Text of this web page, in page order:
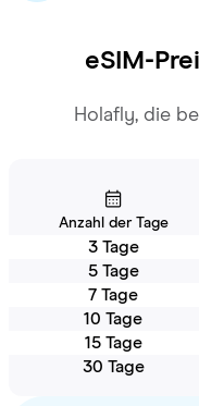
eSIM-
Holafly, die
Anzahl der Tage
3 Tage
5 Tage
7 Tage
10 Tage
15 Tage
30 Tage